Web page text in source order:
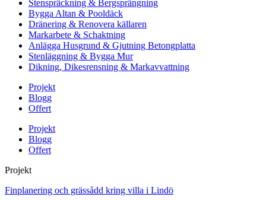
Stenspräckning & Bergsprängning
Bygga Altan & Pooldäck
Dränering & Renovera källaren
Markarbete & Schaktning
Anlägga Husgrund & Gjutning Betongplatta
Stenläggning & Bygga Mur
Dikning, Dikesrensning & Markavvattning
Projekt
Blogg
Offert
Projekt
Blogg
Offert
Projekt
Finplanering och grässådd kring villa i Lindö